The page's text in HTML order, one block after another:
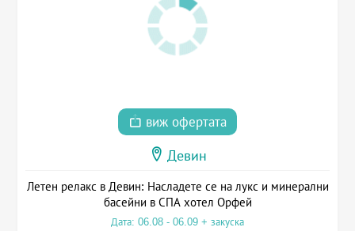
виж офертата
Девин
Летен релакс в Девин: Насладете се на лукс и минерални
басейни в СПА хотел Орфей
Дата: 06.08 - 06.09 + закуска